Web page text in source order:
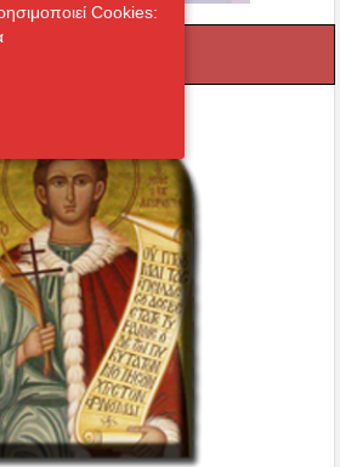
τοπικοί μας Άγιοι
Cookies: